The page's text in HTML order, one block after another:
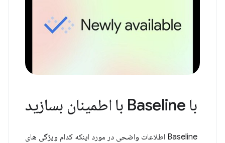
با Baseline با اطمینان بسازید
Baseline اطلاعات واضحی در مورد اینکه کدام ویژگی های